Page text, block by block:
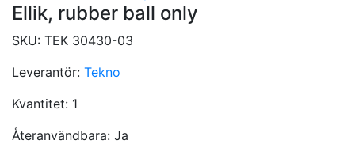
Ellik, rubber ball only
SKU: TEK 30430-03
Leverantör: Tekno
Kvantitet: 1
Återanvändbara: Ja